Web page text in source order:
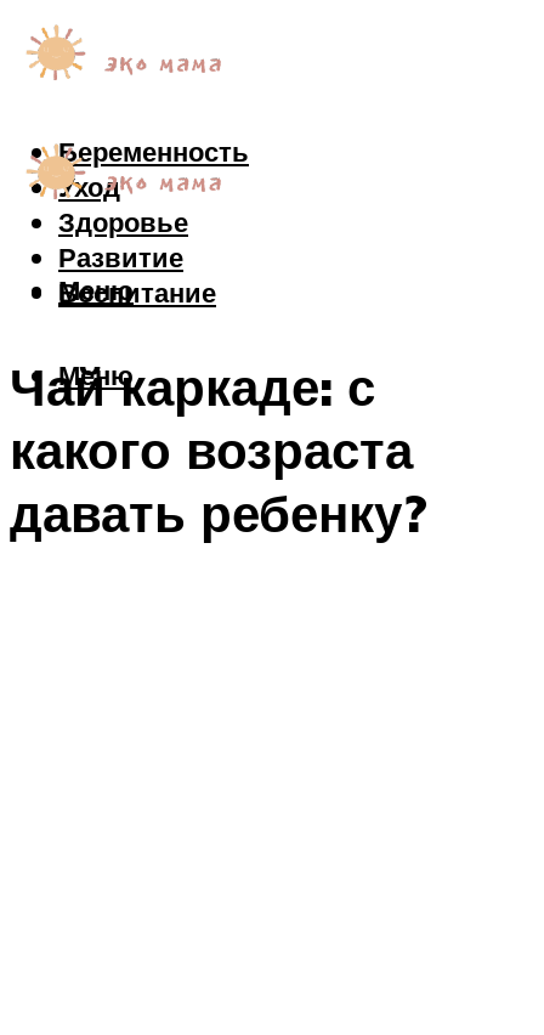
Беременность
Уход
Здоровье
Развитие
Воспитание
Меню
Меню
Чай каркаде: с
какого возраста
давать ребенку?